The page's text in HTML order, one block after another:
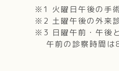
※1 火曜日午後の手
※2 土曜午後の外来
※3 日曜午前・午後
午前の診察時間は